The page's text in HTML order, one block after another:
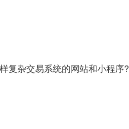
复杂交易系统的网站和小程序?